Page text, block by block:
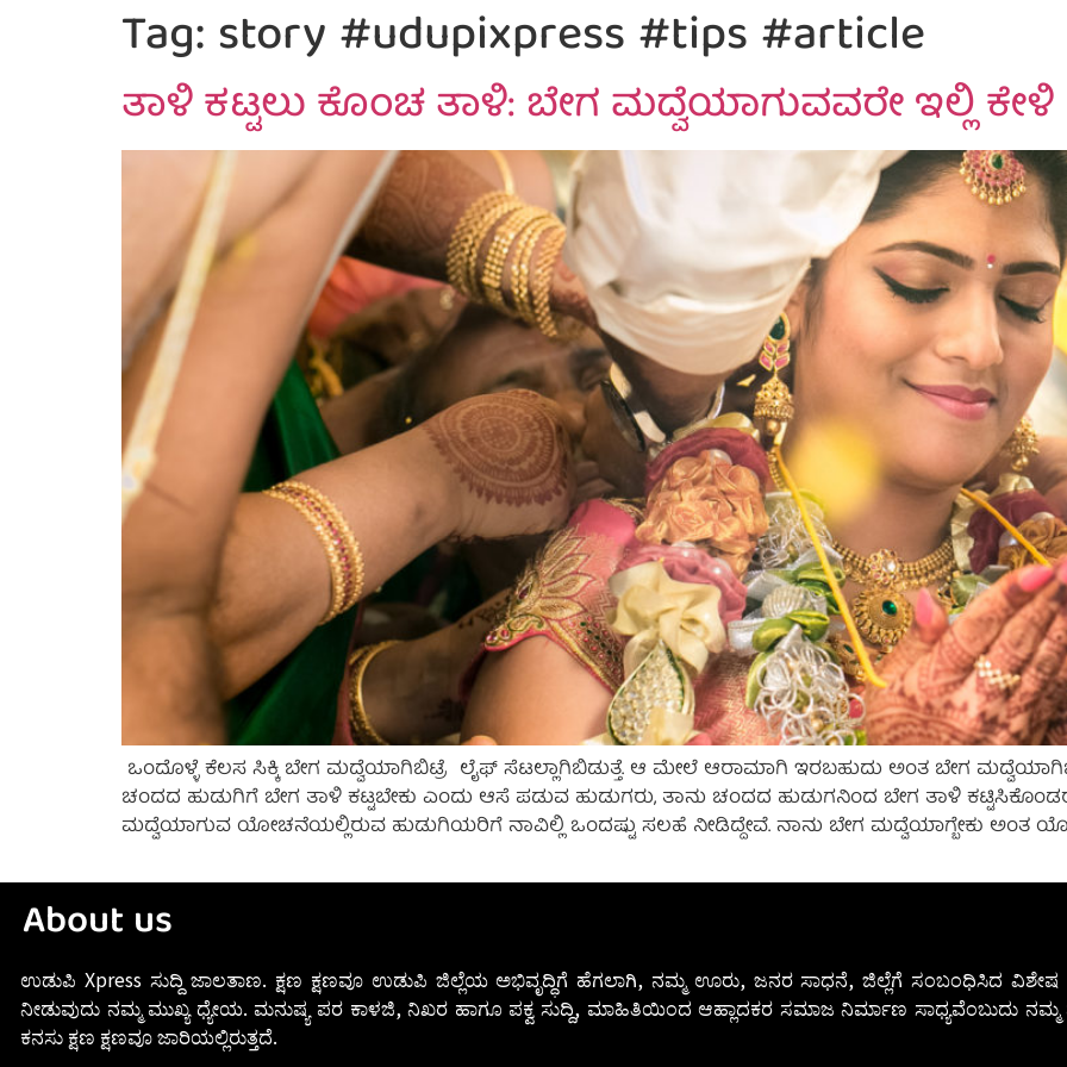
Tag:story #udupixpress #tips #article
ತಾಳಿ ಕಟ್ಟಲು ಕೊಂಚ ತಾಳಿ: ಬೇಗ ಮದ್ವೆಯಾಗುವವರೇ ಇಲ್ಲಿ ಕೇಳಿ
ಒಂದೊಳ್ಳೆ ಕೆಲಸ ಸಿಕ್ಕಿ ಬೇಗ ಮದ್ವೆಯಾಗಿಬಿಟ್ರೆ ಲೈಫ್ ಸೆಟಲ್ಲಾಗಿಬಿಡುತ್ತೆ. ಆ ಮೇಲೆ ಆರಾಮಾಗಿ ಇರಬಹುದು ಅಂತ ಬೇಗ
ಚಂದದ ಹುಡುಗಿಗೆ ಬೇಗ ತಾಳಿ ಕಟ್ಟಬೇಕು ಎಂದು ಆಸೆ ಪಡುವ ಹುಡುಗರು, ತಾನು ಚಂದದ ಹುಡುಗನಿಂದ ಬೇಗ ತಾಳಿ
ಮದ್ವೆಯಾಗುವ ಯೋಚನೆಯಲ್ಲಿರುವ ಹುಡುಗಿಯರಿಗೆ ನಾವಿಲ್ಲಿ ಒಂದಷ್ಟು ಸಲಹೆ ನೀಡಿದ್ದೇವೆ. ನಾನು ಬೇಗ ಮದ್ವೆಯಾಗ್ಬೇಕು ಅಂತ
About us
ಉಡುಪಿ Xpress ಸುದ್ದಿ ಜಾಲತಾಣ. ಕ್ಷಣ ಕ್ಷಣವೂ ಉಡುಪಿ ಜಿಲ್ಲೆಯ ಅಭಿವೃದ್ಧಿಗೆ ಹೆಗಲಾಗಿ, ನಮ್ಮ ಊರು, ಜನರ ಸಾಧನೆ, ಜಿಲ್ಲೆಗೆ ಸಂಬಂಧಿಸಿದ
ನೀಡುವುದು ನಮ್ಮ ಮುಖ್ಯ ಧ್ಯೇಯ. ಮನುಷ್ಯ ಪರ ಕಾಳಜಿ, ನಿಖರ ಹಾಗೂ ಪಕ್ವ ಸುದ್ದಿ, ಮಾಹಿತಿಯಿಂದ ಆಹ್ಲಾದಕರ ಸಮಾಜ ನಿರ್ಮಾಣ ಸಾಧ್ಯವೆಂಬುದು
ಕನಸು ಕ್ಷಣ ಕ್ಷಣವೂ ಜಾರಿಯಲ್ಲಿರುತ್ತದೆ.